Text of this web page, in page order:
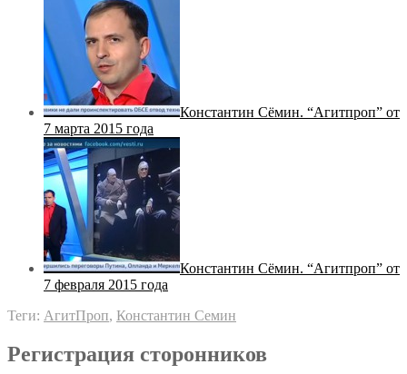
Константин Сёмин. “Агитпроп” от
7 марта 2015 года
Константин Сёмин. “Агитпроп” от
7 февраля 2015 года
Теги: АгитПроп, Константин Семин
Регистрация сторонников